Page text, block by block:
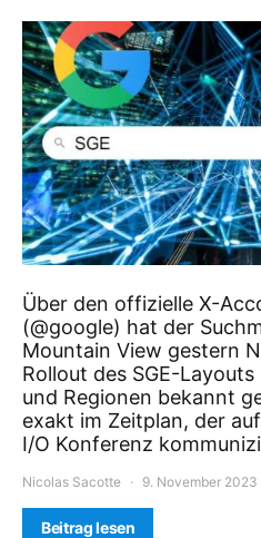
Über den offizielle X-
(@google) hat der
Mountain View gestern
Rollout des SGE-
und Regionen bekannt
exakt im Zeitplan, der
I/O Konferenz
Nicolas Sacotte 9. November 2023
Beitrag lesen